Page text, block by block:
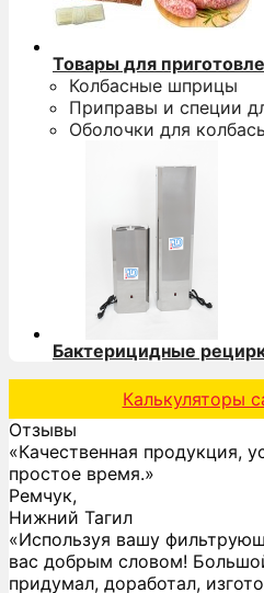
Товары для
Колбасные шприцы
Приправы и специи
Оболочки для
Бактерицидные
Калькуляторы
Отзывы
«Качественная продукция,
простое время.»
Ремчук,
Нижний Тагил
«Используя вашу
вас добрым словом!
придумал, доработал,